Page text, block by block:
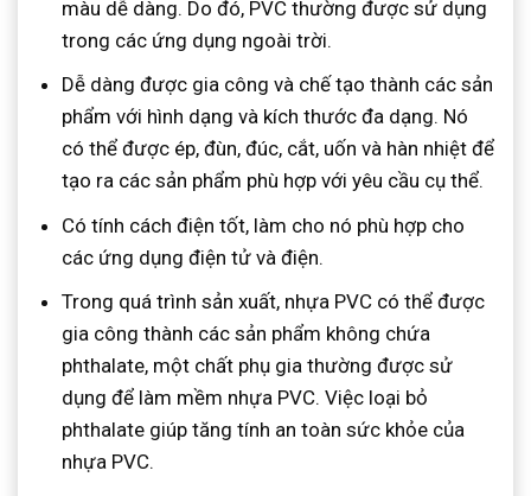
màu dễ dàng. Do đó, PVC thường được sử dụng
trong các ứng dụng ngoài trời.
Dễ dàng được gia công và chế tạo thành các sản
phẩm với hình dạng và kích thước đa dạng. Nó
có thể được ép, đùn, đúc, cắt, uốn và hàn nhiệt để
tạo ra các sản phẩm phù hợp với yêu cầu cụ thể.
Có tính cách điện tốt, làm cho nó phù hợp cho
các ứng dụng điện tử và điện.
Trong quá trình sản xuất, nhựa PVC có thể được
gia công thành các sản phẩm không chứa
phthalate, một chất phụ gia thường được sử
dụng để làm mềm nhựa PVC. Việc loại bỏ
phthalate giúp tăng tính an toàn sức khỏe của
nhựa PVC.